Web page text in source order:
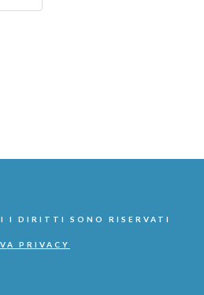
I DIRITTI SONO RISERVATI
PRIVACY